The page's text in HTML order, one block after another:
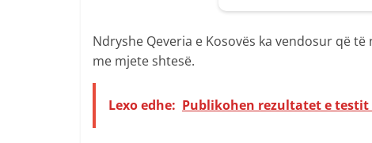
Ndryshe Qeveria e Kosovës ka vendosur që
me mjete shtesë.
Lexo edhe: Publikohen rezultatet e testit